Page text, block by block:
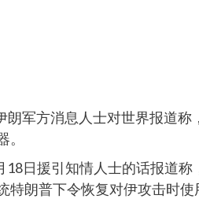
朗军方消息人士对世界报道
日援引知情人士的话报道
特朗普下令恢复对伊攻击时